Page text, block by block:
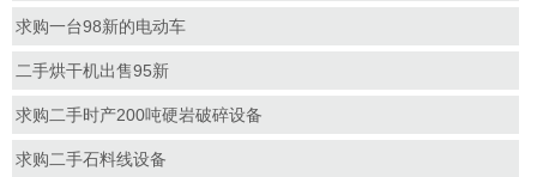
求购一台98新的电动车
二手烘干机出售95新
求购二手时产200吨硬岩破碎设备
求购二手石料线设备